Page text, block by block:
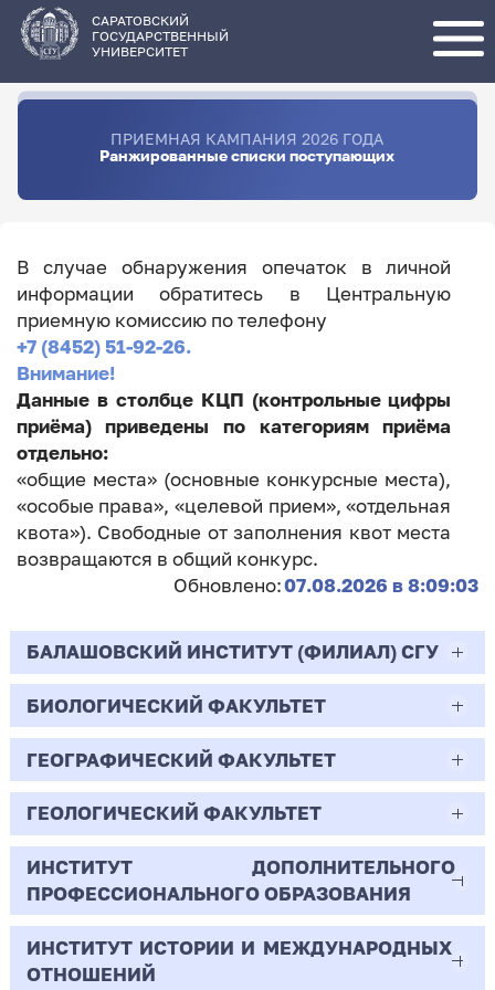
основному
содержанию
САРАТОВСКИЙ
ГОСУДАРСТВЕННЫЙ
УНИВЕРСИТЕТ
ПРИЕМНАЯ КАМПАНИЯ 2026 ГОДА
Ранжированные списки поступающих
В случае обнаружения опечаток в личной
информации обратитесь в Центральную
приемную комиссию по телефону
+7 (8452) 51-92-26.
Внимание!
Данные в столбце КЦП (контрольные цифры
приёма) приведены по категориям приёма
отдельно:
«общие места» (основные конкурсные места),
«особые права», «целевой прием», «отдельная
квота»). Свободные от заполнения квот места
возвращаются в общий конкурс.
Обновлено:07.08.2026 в 8:09:03
БАЛАШОВСКИЙ ИНСТИТУТ (ФИЛИАЛ) СГУ
44.03.02
Психолого-педагогическое образование
Очная | Бакалавр
Всего бюджетных мест - 10
Бюджет/
Общие места
Профиль: Практическая
психология образования
БИОЛОГИЧЕСКИЙ ФАКУЛЬТЕТ
06.03.01
Биология
Очная | Бакалавр
Всего бюджетных мест - 50
Бюджет/Общие места
ГЕОГРАФИЧЕСКИЙ ФАКУЛЬТЕТ
05.03.02
География
Очная | Бакалавр
Всего бюджетных мест - 15
ГЕОЛОГИЧЕСКИЙ ФАКУЛЬТЕТ
05.03.01
Геология
Очная | Бакалавр
ИНСТИТУТ ДОПОЛНИТЕЛЬНОГО
ПРОФЕССИОНАЛЬНОГО ОБРАЗОВАНИЯ
38.03.02
ИНСТИТУТ ИСТОРИИ И МЕЖДУНАРОДНЫХ
ОТНОШЕНИЙ